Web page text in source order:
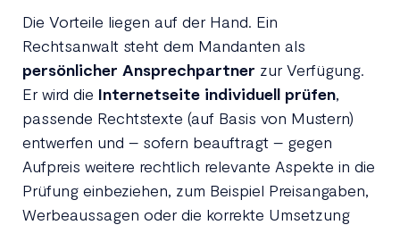
Die Vorteile liegen auf der Hand. Ein
Rechtsanwalt steht dem Mandanten als
persönlicher Ansprechpartner zur Verfügung.
Er wird die Internetseite individuell prüfen,
passende Rechtstexte (auf Basis von Mustern)
entwerfen und – sofern beauftragt – gegen
Aufpreis weitere rechtlich relevante Aspekte in die
Prüfung einbeziehen, zum Beispiel Preisangaben,
Werbeaussagen oder die korrekte Umsetzung